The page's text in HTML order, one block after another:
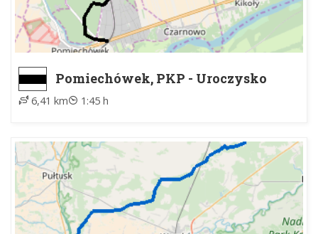
Pomiechówek, PKP - Uroczysko
Wólka
6,41 km 1:45 h